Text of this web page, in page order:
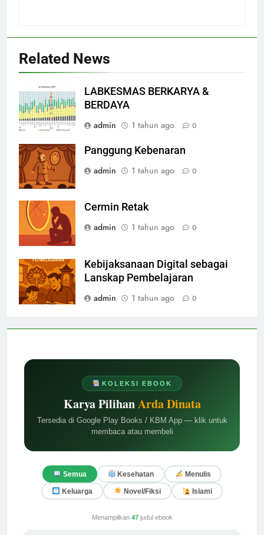
KOLEKSI EBOOK
Karya PilihanArda Dinata
Tersedia di Google Play Books / KBM App — klik untuk
membaca atau membeli
Semua Kesehatan Menulis
Keluarga Novel/Fiksi Islami
Menampilkan 47judul ebook
Related News
LABKESMAS BERKARYA &
BERDAYA
admin
1 tahun ago 0
Panggung Kebenaran
admin
1 tahun ago 0
Cermin Retak
admin
1 tahun ago 0
Kebijaksanaan Digital sebagai
Lanskap Pembelajaran
admin
1 tahun ago 0